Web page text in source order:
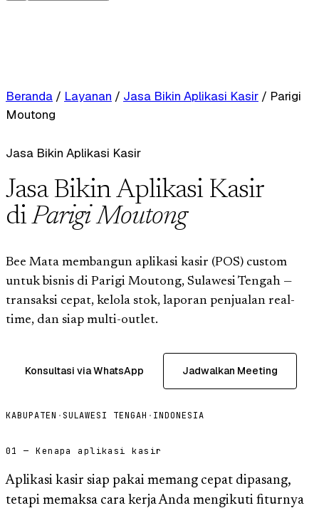
Beranda / Layanan / Jasa Bikin Aplikasi Kasir / Parigi
Moutong
Jasa Bikin Aplikasi Kasir
Jasa Bikin Aplikasi Kasir
diParigi Moutong
Bee Mata membangun aplikasi kasir (POS) custom
untuk bisnis di Parigi Moutong, Sulawesi Tengah —
transaksi cepat, kelola stok, laporan penjualan real-
time, dan siap multi-outlet.
Konsultasi via WhatsApp Jadwalkan Meeting
KABUPATEN · SULAWESI TENGAH · INDONESIA
01 — Kenapa aplikasi kasir
Aplikasi kasir siap pakai memang cepat dipasang,
tetapi memaksa cara kerja Anda mengikuti fiturnya